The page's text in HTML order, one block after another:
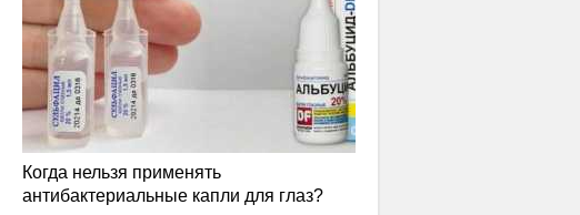
Когда нельзя применять
антибактериальные капли для глаз?